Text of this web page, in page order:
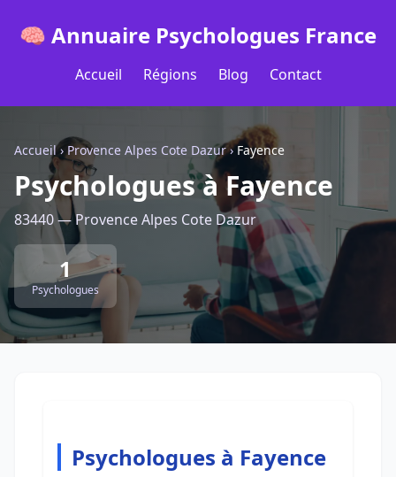
🧠 Annuaire Psychologues France
Accueil Régions Blog Contact
Accueil› Provence Alpes Cote Dazur›Fayence
Psychologues à Fayence
83440 — Provence Alpes Cote Dazur
1
Psychologues
Psychologues à Fayence